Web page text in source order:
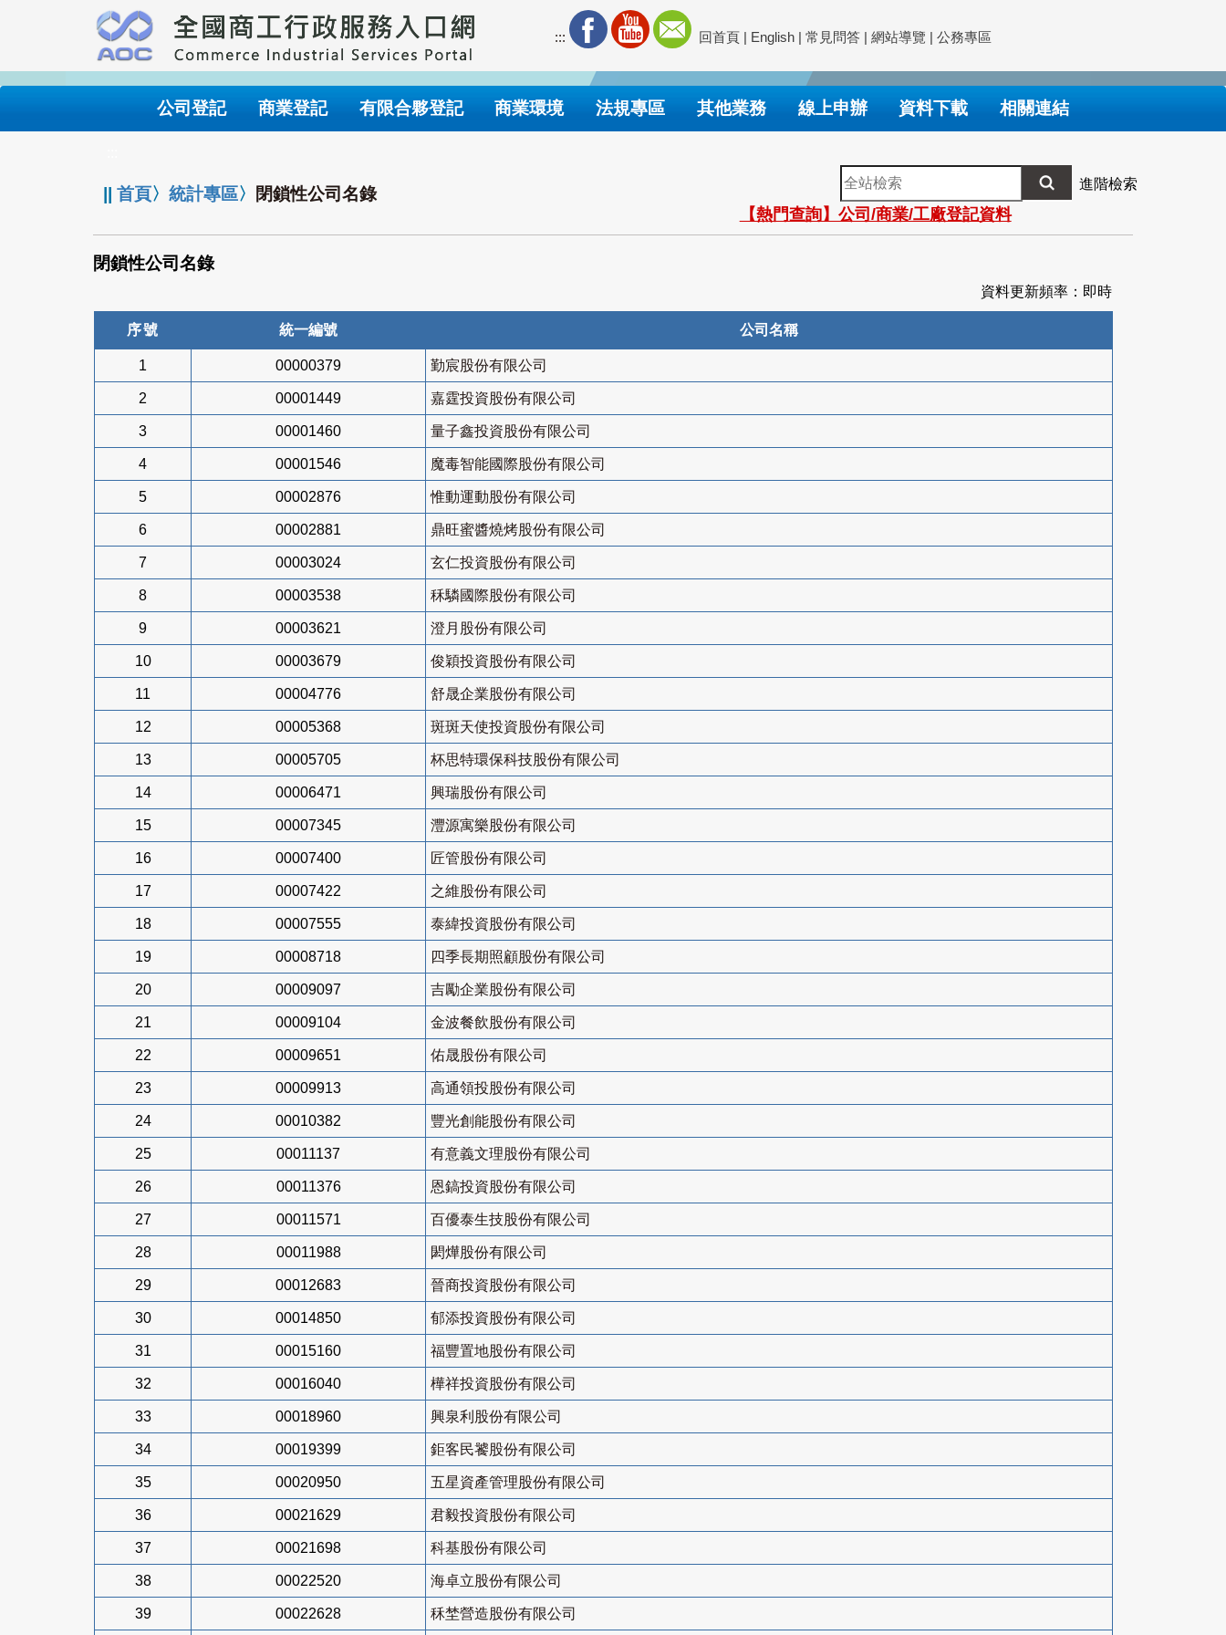
要
內
::: 回首頁 | English | 常見問答 | 網站導覽 | 公務專區
公司登記 商業登記 有限合夥登記 商業環境 法規專區 其他業務 線上申辦 資料下載 相關連結
||首頁〉統計專區〉 閉鎖性公司名錄
全
站
檢
索
進階檢索
【熱門查詢】公司/商業/工廠登記資料
閉鎖性公司名錄
資料更新頻率：即時
序號 統一編號 公司名稱
1 00000379 勤宸股份有限公司
2 00001449 嘉霆投資股份有限公司
3 00001460 量子鑫投資股份有限公司
4 00001546 魔毒智能國際股份有限公司
5 00002876 惟動運動股份有限公司
6 00002881 鼎旺蜜醬燒烤股份有限公司
7 00003024 玄仁投資股份有限公司
8 00003538 秝驎國際股份有限公司
9 00003621 澄月股份有限公司
10 00003679 俊穎投資股份有限公司
11 00004776 舒晟企業股份有限公司
12 00005368 斑斑天使投資股份有限公司
13 00005705 杯思特環保科技股份有限公司
14 00006471 興瑞股份有限公司
15 00007345 灃源寓樂股份有限公司
16 00007400 匠管股份有限公司
17 00007422 之維股份有限公司
18 00007555 泰緯投資股份有限公司
19 00008718 四季長期照顧股份有限公司
20 00009097 吉勵企業股份有限公司
21 00009104 金波餐飲股份有限公司
22 00009651 佑晟股份有限公司
23 00009913 高通領投股份有限公司
24 00010382 豐光創能股份有限公司
25 00011137 有意義文理股份有限公司
26 00011376 恩鎬投資股份有限公司
27 00011571 百優泰生技股份有限公司
28 00011988 閎燁股份有限公司
29 00012683 晉商投資股份有限公司
30 00014850 郁添投資股份有限公司
31 00015160 福豐置地股份有限公司
32 00016040 樺祥投資股份有限公司
33 00018960 興泉利股份有限公司
34 00019399 鉅客民饕股份有限公司
35 00020950 五星資產管理股份有限公司
36 00021629 君毅投資股份有限公司
37 00021698 科基股份有限公司
38 00022520 海卓立股份有限公司
39 00022628 秝埜營造股份有限公司